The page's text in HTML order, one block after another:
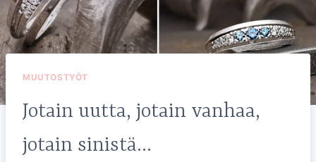
MUUTOSTYÖT
Jotain uutta, jotain vanhaa,
jotain sinistä…